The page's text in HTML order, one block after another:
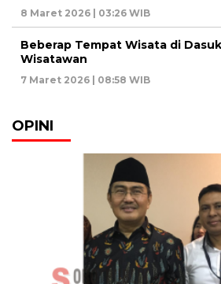
8 Maret 2026 | 03:26 WIB
Beberap Tempat Wisata di
Wisatawan
7 Maret 2026 | 08:58 WIB
OPINI